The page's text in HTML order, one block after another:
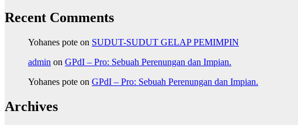
Recent Comments
Yohanes pote on SUDUT-SUDUT GELAP PEMIMPIN
admin on GPdI – Pro: Sebuah Perenungan dan Impian.
Yohanes pote on GPdI – Pro: Sebuah Perenungan dan Impian.
Archives